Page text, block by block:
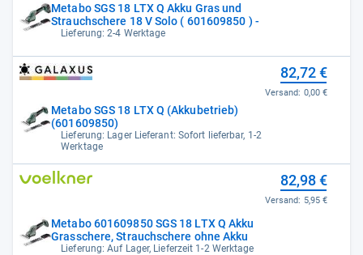
Metabo SGS 18 LTX Q Akku Gras und
Strauchschere 18 V Solo ( 601609850 ) -
Lieferung: 2-4 Werktage
Metabo SGS 18 LTX Q (Akkubetrieb)
(601609850)
Lieferung: Lager Lieferant: Sofort lieferbar, 1-2
Werktage
82,72 €
Versand: 0,00 €
Metabo 601609850 SGS 18 LTX Q Akku
Grasschere, Strauchschere ohne Akku
Lieferung: Auf Lager, Lieferzeit 1-2 Werktage
82,98 €
Versand: 5,95 €